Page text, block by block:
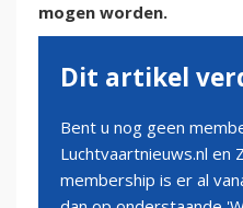
mogen worden.
Dit artikel
Bent u nog geen
Luchtvaartnieuws.nl en
membership is er al